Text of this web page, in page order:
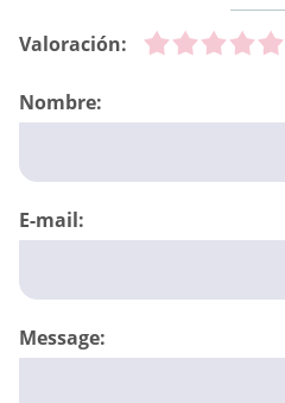
Valoración:
Nombre:
E-mail:
Message: